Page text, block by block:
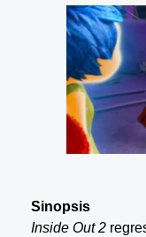
Sinopsis
Inside Out 2